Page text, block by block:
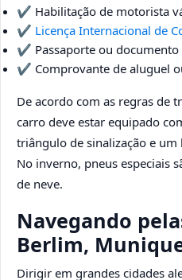
✔️ Habilitação de motorista
✔️ Licença Internacional de
✔️ Passaporte ou documento
✔️ Comprovante de aluguel
De acordo com as regras de
carro deve estar equipado
triângulo de sinalização e
No inverno, pneus especiais
de neve.
Navegando
Berlim,
Dirigir em grandes cidades